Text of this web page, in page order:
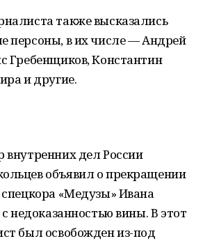
также высказались
персоны, в их числе — Андрей
Гребенщиков, Константин
и другие.
дел России
объявил о прекращении
«Медузы» Ивана
недоказанностью вины. В этот
был освобожден из-под